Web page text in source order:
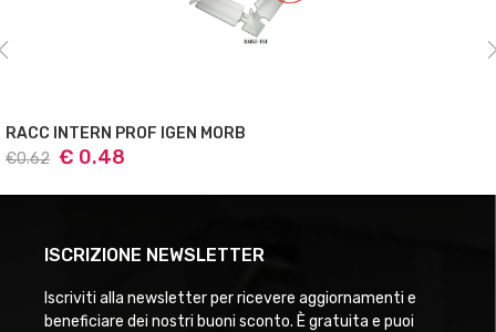
RACC ESTERN PROF IGEN MORB
ISCRIZIONE NEWSLETTER
Iscriviti alla newsletter per ricevere aggiornamenti e
beneficiare dei nostri buoni sconto. È gratuita e puoi